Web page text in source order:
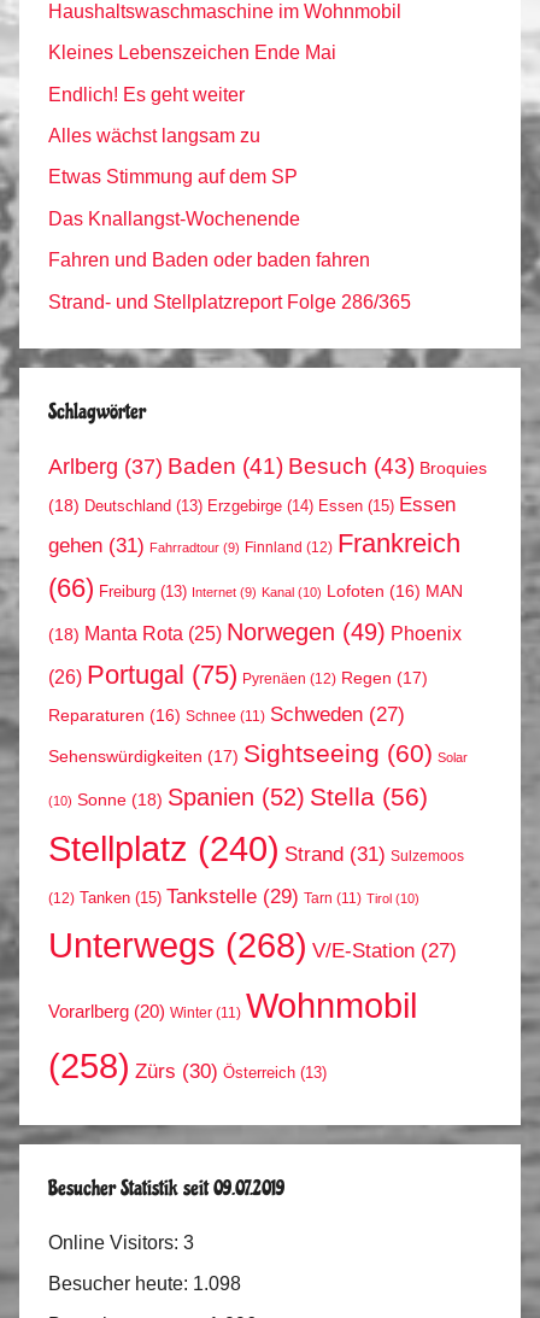
Haushaltswaschmaschine im Wohnmobil
Kleines Lebenszeichen Ende Mai
Endlich! Es geht weiter
Alles wächst langsam zu
Etwas Stimmung auf dem SP
Das Knallangst-Wochenende
Fahren und Baden oder baden fahren
Strand- und Stellplatzreport Folge 286/365
Schlagwörter
Arlberg (37) Baden (41) Besuch (43) Broquies
(18) Deutschland (13) Erzgebirge (14) Essen (15) Essen
gehen (31) Fahrradtour (9) Finnland (12) Frankreich
(66) Freiburg (13) Internet (9) Kanal (10) Lofoten (16) MAN
(18) Manta Rota (25) Norwegen (49) Phoenix
(26) Portugal (75) Pyrenäen (12) Regen (17)
Reparaturen (16) Schnee (11) Schweden (27)
Sehenswürdigkeiten (17) Sightseeing (60) Solar
(10) Sonne (18) Spanien (52) Stella (56)
Stellplatz (240) Strand (31) Sulzemoos
(12) Tanken (15) Tankstelle (29) Tarn (11) Tirol (10)
Unterwegs (268) V/E-Station (27)
Vorarlberg (20) Winter (11) Wohnmobil
(258) Zürs (30) Österreich (13)
Besucher Statistik seit 09.07.2019
Online Visitors: 3
Besucher heute: 1.098